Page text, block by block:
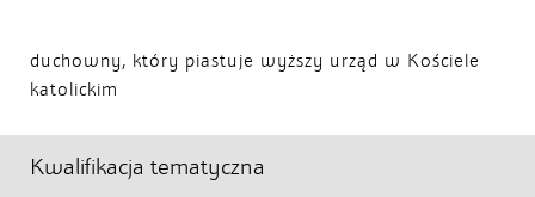
duchowny, który piastuje wyższy urząd w Kościele
katolickim
Kwalifikacja tematyczna